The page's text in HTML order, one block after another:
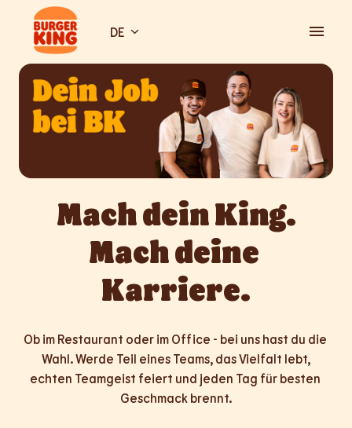
springenStartseite DE
Mach dein King.
Mach deine
Karriere.
Ob im Restaurant oder im Office - bei uns hast du die
Wahl. Werde Teil eines Teams, das Vielfalt lebt,
echten Teamgeist feiert und jeden Tag für besten
Geschmack brennt.